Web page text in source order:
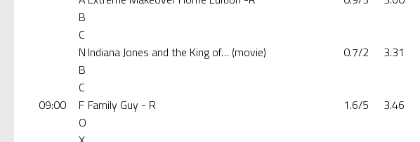
B
C
N
B
C
Indiana Jones and the King of… (movie) 0.7/2 3.31
09:00
F
O
Family Guy - R 1.6/5 3.46